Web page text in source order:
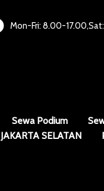
Mon-Fri: 8.00-
Sewa Podium
SELATAN